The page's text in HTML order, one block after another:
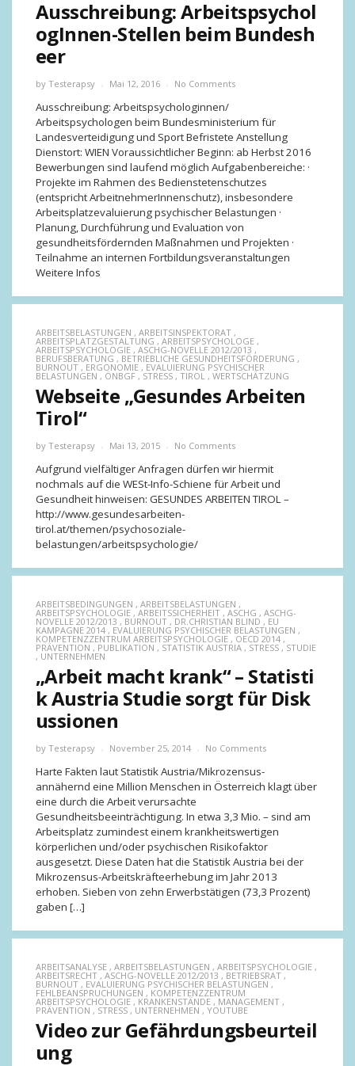
Ausschreibung: Arbeitspsychol
ogInnen-Stellen beim Bundesh
eer
by Testerapsy Mai 12, 2016 No Comments
Ausschreibung: Arbeitspsychologinnen/
Arbeitspsychologen beim Bundesministerium für
Landesverteidigung und Sport Befristete Anstellung
Dienstort: WIEN Voraussichtlicher Beginn: ab Herbst 2016
Bewerbungen sind laufend möglich Aufgabenbereiche: ·
Projekte im Rahmen des Bedienstetenschutzes
(entspricht ArbeitnehmerInnenschutz), insbesondere
Arbeitsplatzevaluierung psychischer Belastungen ·
Planung, Durchführung und Evaluation von
gesundheitsfördernden Maßnahmen und Projekten ·
Teilnahme an internen Fortbildungsveranstaltungen
Weitere Infos
ARBEITSBELASTUNGEN , ARBEITSINSPEKTORAT ,
ARBEITSPLATZGESTALTUNG , ARBEITSPSYCHOLOGE ,
ARBEITSPSYCHOLOGIE , ASCHG-NOVELLE 2012/2013 ,
BERUFSBERATUNG , BETRIEBLICHE GESUNDHEITSFÖRDERUNG ,
BURNOUT , ERGONOMIE , EVALUIERUNG PSYCHISCHER
BELASTUNGEN , ÖNBGF , STRESS , TIROL , WERTSCHÄTZUNG
Webseite „Gesundes Arbeiten
Tirol“
by Testerapsy Mai 13, 2015 No Comments
Aufgrund vielfältiger Anfragen dürfen wir hiermit
nochmals auf die WESt-Info-Schiene für Arbeit und
Gesundheit hinweisen: GESUNDES ARBEITEN TIROL –
http://www.gesundesarbeiten-
tirol.at/themen/psychosoziale-
belastungen/arbeitspsychologie/
ARBEITSBEDINGUNGEN , ARBEITSBELASTUNGEN ,
ARBEITSPSYCHOLOGIE , ARBEITSSICHERHEIT , ASCHG , ASCHG-
NOVELLE 2012/2013 , BURNOUT , DR.CHRISTIAN BLIND , EU
KAMPAGNE 2014 , EVALUIERUNG PSYCHISCHER BELASTUNGEN ,
KOMPETENZZENTRUM ARBEITSPSYCHOLOGIE , OECD 2014 ,
PRÄVENTION , PUBLIKATION , STATISTIK AUSTRIA , STRESS , STUDIE
, UNTERNEHMEN
„Arbeit macht krank“ – Statisti
k Austria Studie sorgt für Disk
ussionen
by Testerapsy November 25, 2014 No Comments
Harte Fakten laut Statistik Austria/Mikrozensus-
annähernd eine Million Menschen in Österreich klagt über
eine durch die Arbeit verursachte
Gesundheitsbeeinträchtigung. In etwa 3,3 Mio. – sind am
Arbeitsplatz zumindest einem krankheitswertigen
körperlichen und/oder psychischen Risikofaktor
ausgesetzt. Diese Daten hat die Statistik Austria bei der
Mikrozensus-Arbeitskräfteerhebung im Jahr 2013
erhoben. Sieben von zehn Erwerbstätigen (73,3 Prozent)
gaben […]
ARBEITSANALYSE , ARBEITSBELASTUNGEN , ARBEITSPSYCHOLOGIE ,
ARBEITSRECHT , ASCHG-NOVELLE 2012/2013 , BETRIEBSRAT ,
BURNOUT , EVALUIERUNG PSYCHISCHER BELASTUNGEN ,
FEHLBEANSPRUCHUNGEN , KOMPETENZZENTRUM
ARBEITSPSYCHOLOGIE , KRANKENSTÄNDE , MANAGEMENT ,
PRÄVENTION , STRESS , UNTERNEHMEN , YOUTUBE
Video zur Gefährdungsbeurteil
ung